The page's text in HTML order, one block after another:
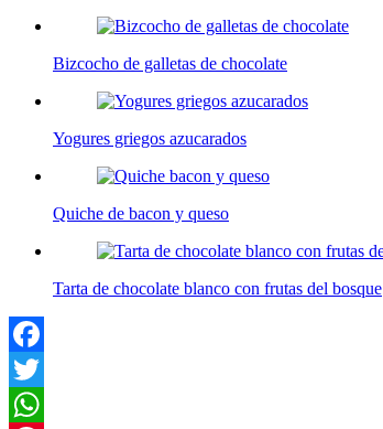
Bizcocho de galletas de chocolate
Yogures griegos azucarados
Quiche de bacon y queso
Tarta de chocolate blanco con frutas del bosque
Facebook
Twitter